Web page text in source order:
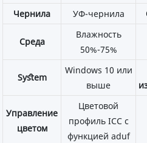
Чернила УФ-чернила
Среда
Влажность
50%-75%
Syﬆem
Windows 10 или
выше
Управление
цветом
Цветовой
профиль ICC с
функцией aduf